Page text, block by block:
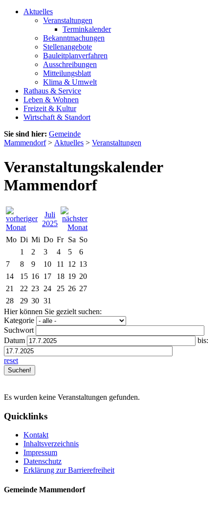
Aktuelles
Veranstaltungen
Terminkalender
Bekanntmachungen
Stellenangebote
Bauleitplanverfahren
Ausschreibungen
Mitteilungsblatt
Klima & Umwelt
Rathaus & Service
Leben & Wohnen
Freizeit & Kultur
Wirtschaft & Standort
Sie sind hier: Gemeinde
Mammendorf> Aktuelles > Veranstaltungen
Veranstaltungskalender
Mammendorf
Juli
2025
Mo Di Mi Do Fr Sa So
1
2 3 4 5
6
7
8 9 10 11 12 13
14
15 16 17 18 19 20
21
22 23 24 25 26 27
28
29 30 31
Hier können Sie gezielt suchen:
Kategorie
Suchwort
Datum
bis:
reset
Es wurden keine Veranstaltungen gefunden.
Quicklinks
Kontakt
Inhaltsverzeichnis
Impressum
Datenschutz
Erklärung zur Barrierefreiheit
Gemeinde Mammendorf